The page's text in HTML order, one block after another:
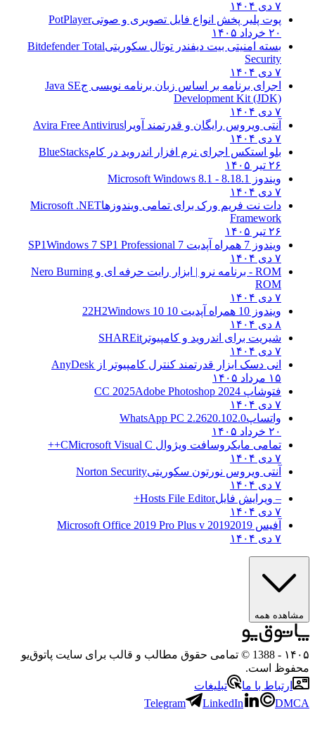
۷ دی ۱۴۰۴
پوت پلیر پخش انواع فایل تصویری و صوتیPotPlayer
۲۰ خرداد ۱۴۰۵
بسته امنیتی بیت دیفندر توتال سکوریتیBitdefender Total
Security
۷ دی ۱۴۰۴
اجرای برنامه بر اساس زبان برنامه نویسی جJava SE
Development Kit (JDK)
۷ دی ۱۴۰۴
آنتی ویروس رایگان و قدرتمند آویرا Avira Free Antivirus
۷ دی ۱۴۰۴
بلو استکس اجرای نرم افزار اندروید در کامBlueStacks
۲۶ تیر ۱۴۰۵
ویندوز 8.1
8.1 - Microsoft Windows 8.1
۷ دی ۱۴۰۴
دات نت فریم ورک برای تمامی ویندوزهاMicrosoft .NET
Framework
۲۶ تیر ۱۴۰۵
ویندوز 7 همراه آپدیت 7 SP1
Windows 7 SP1 Professional
۷ دی ۱۴۰۴
ROM - برنامه نرو | ابزار رایت حرفه ای و
Nero Burning
ROM
۷ دی ۱۴۰۴
ویندوز 10 همراه آپدیت 10 22H2
Windows 10
۸ دی ۱۴۰۴
شیریت برای اندروید و کامپیوتر SHAREit
۷ دی ۱۴۰۴
انی دسک ابزار قدرتمند کنترل کامپیوتر از AnyDesk
۱۵ مرداد ۱۴۰۵
فتوشاپ CC 2025 Adobe Photoshop 2024
۷ دی ۱۴۰۴
واتساپWhatsApp PC 2.2620.102.0
۲۰ خرداد ۱۴۰۵
تمامی مایکروسافت ویژوال C Microsoft Visual C++
۷ دی ۱۴۰۴
آنتی ویروس نورتون سکوریتیNorton Security
۷ دی ۱۴۰۴
– ویرایش فایلHosts File Editor+
۷ دی ۱۴۰۴
آفیس 2019 2019 Microsoft Office 2019 Pro Plus v
۷ دی ۱۴۰۴
مشاهده همه
۱۴۰۵
- 1388 © تمامی حقوق مطالب و قالب برای سایت پاتوق‌یو
محفوظ است.
ارتباط با ما
تبلیغات
Telegram
LinkedIn DMCA